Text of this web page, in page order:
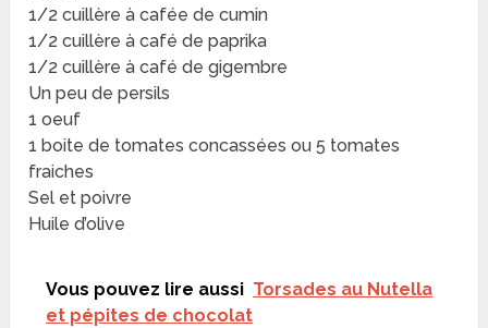
1/2 cuillère à cafée de cumin
1/2 cuillère à café de paprika
1/2 cuillère à café de gigembre
Un peu de persils
1 oeuf
1 boite de tomates concassées ou 5 tomates
fraiches
Sel et poivre
Huile d’olive
Vous pouvez lire aussi Torsades au Nutella
et pépites de chocolat